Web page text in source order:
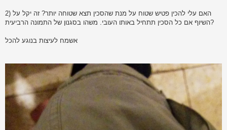
2) האם עלי להכין פטיש שטוח על מנת שהסכין תצא שטוחה יותר? זה יקל על
השיוף אם כל הסכין תתחיל באותו העובי. משהו בסגנון של התמונה הרביעית?
אשמח לעיצות בנוגע להכל